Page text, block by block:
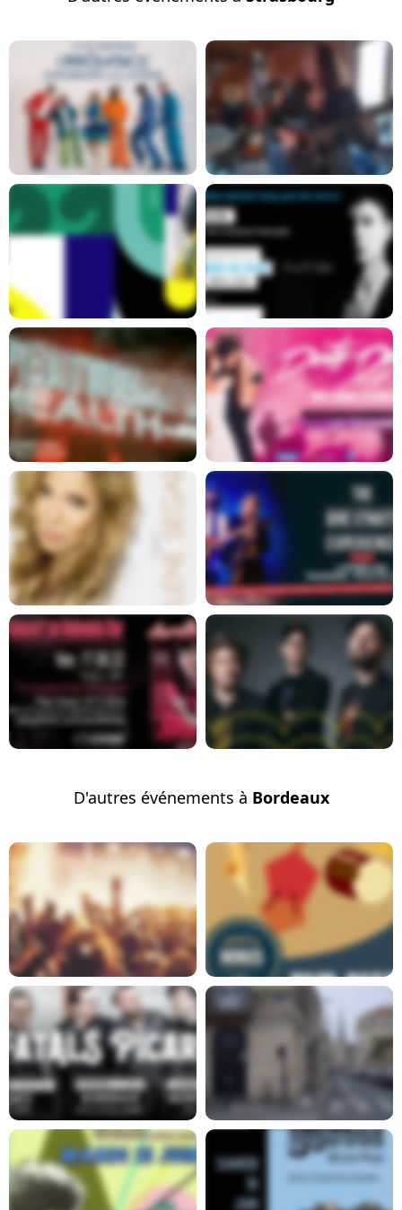
Report
En savoir plus En savoir plus
En savoir plus En savoir plus
En savoir plus En savoir plus
En savoir plus En savoir plus
En savoir plus En savoir plus
D'autres événements à Bordeaux
Report
En savoir plus En savoir plus
En savoir plus En savoir plus